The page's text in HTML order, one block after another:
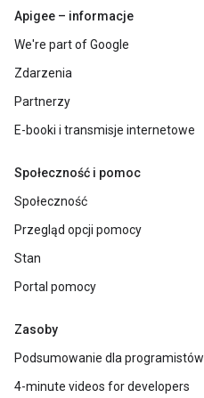
Apigee – informacje
We're part of Google
Zdarzenia
Partnerzy
E-booki i transmisje internetowe
Społeczność i pomoc
Społeczność
Przegląd opcji pomocy
Stan
Portal pomocy
Zasoby
Podsumowanie dla programistów
4-minute videos for developers